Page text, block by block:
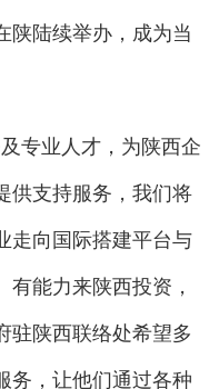
陕陆续举办，成为当
专业人才，为陕西企
供支持服务，我们将
走向国际搭建平台与
能力来陕西投资，
驻陕西联络处希望多
务，让他们通过各种